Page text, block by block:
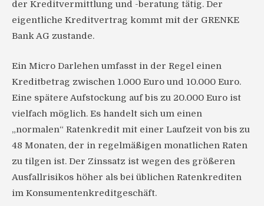
der Kreditvermittlung und -beratung tätig. Der
eigentliche Kreditvertrag kommt mit der GRENKE
Bank AG zustande.
Ein Micro Darlehen umfasst in der Regel einen
Kreditbetrag zwischen 1.000 Euro und 10.000 Euro.
Eine spätere Aufstockung auf bis zu 20.000 Euro ist
vielfach möglich. Es handelt sich um einen
„normalen“ Ratenkredit mit einer Laufzeit von bis zu
48 Monaten, der in regelmäßigen monatlichen Raten
zu tilgen ist. Der Zinssatz ist wegen des größeren
Ausfallrisikos höher als bei üblichen Ratenkrediten
im Konsumentenkreditgeschäft.